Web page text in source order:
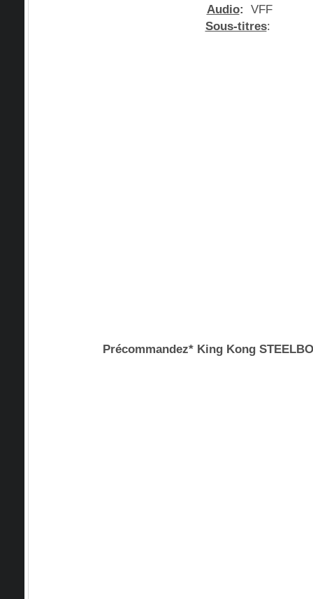
Audio: VFF
Sous-titres:
Précommandez* King Kong